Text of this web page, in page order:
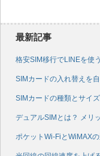
最新記事
格安SIM移行でLINEを使
SIMカードの入れ替えを
SIMカードの種類とサイ
デュアルSIMとは？ メリ
ポケットWi-FiとWiMAX